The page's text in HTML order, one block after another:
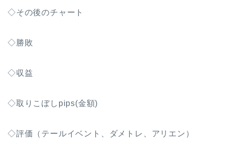
◇その後のチャート
◇勝敗
◇収益
◇取りこぼしpips(金額)
◇評価（テールイベント、ダメトレ、アリエン）